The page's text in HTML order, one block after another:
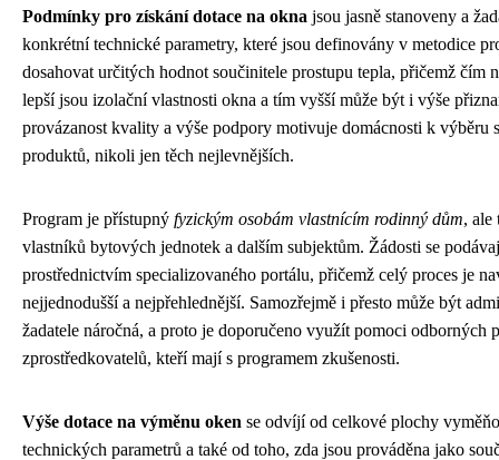
Podmínky pro získání dotace na okna jsou jasně stanoveny a
konkrétní technické parametry, které jsou definovány v metodice
dosahovat určitých hodnot součinitele prostupu tepla, přičemž čím
lepší jsou izolační vlastnosti okna a tím vyšší může být i výše
provázanost kvality a výše podpory motivuje domácnosti k výběru
produktů, nikoli jen těch nejlevnějších.
Program je přístupný fyzickým osobám vlastnícím rodinný dům, ale
vlastníků bytových jednotek a dalším subjektům. Žádosti se
prostřednictvím specializovaného portálu, přičemž celý proces je
nejjednodušší a nejpřehlednější. Samozřejmě i přesto může být
žadatele náročná, a proto je doporučeno využít pomoci odborných
zprostředkovatelů, kteří mají s programem zkušenosti.
Výše dotace na výměnu oken se odvíjí od celkové plochy
technických parametrů a také od toho, zda jsou prováděna jako